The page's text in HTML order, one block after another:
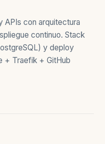
APIs con arquitectura
continuo. Stack
y deploy
+ Traefik + GitHub